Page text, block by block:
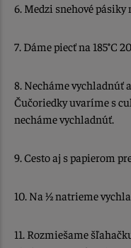
6. Medzi snehové pásiky
7. Dáme piecť na 185°C
8. Necháme vychladnúť
Čučoriedky uvaríme s
necháme vychladnúť.
9. Cesto aj s papierom
10. Na ½ natrieme
11. Rozmiešame